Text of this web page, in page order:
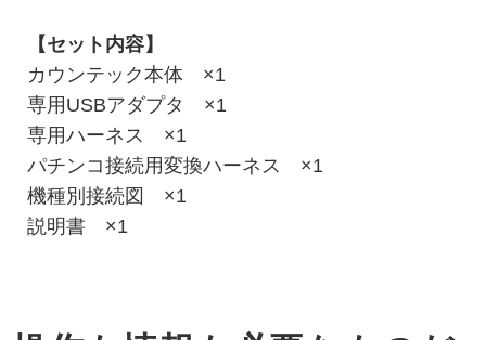
【セット内容】
カウンテック本体 ×1
専用USBアダプタ ×1
専用ハーネス ×1
パチンコ接続用変換ハーネス ×1
機種別接続図 ×1
説明書 ×1